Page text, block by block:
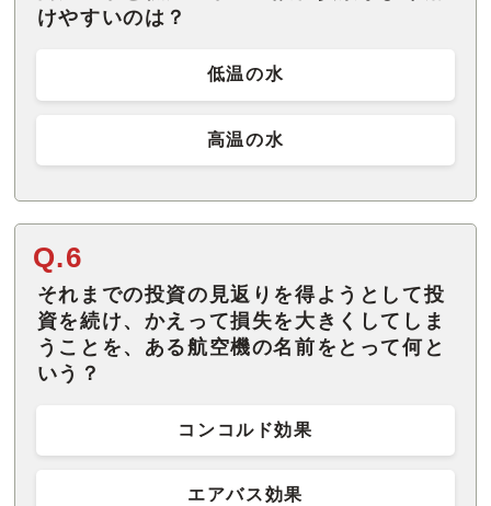
けやすいのは？
低温の水
高温の水
Q.6
それまでの投資の見返りを得ようとして投
資を続け、かえって損失を大きくしてしま
うことを、ある航空機の名前をとって何と
いう？
コンコルド効果
エアバス効果